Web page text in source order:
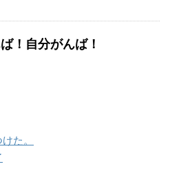
！自分がんば！
た。